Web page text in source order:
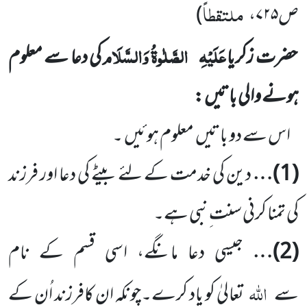
ص۷۲۵، ملتقطاً)
حضرت زکریاعَلَیْہِ الصَّلٰوۃُ وَالسَّلَامکی دعا سے معلوم
ہونے والی باتیں :
اس سے دو باتیں معلوم ہوئیں ۔
(1)
…دین کی خدمت کے لئے بیٹے کی دعا اور فرزند
کی تمنا کرنی سنت ِنبی ہے۔
(2)
… جیسی دعا مانگے، اسی قسم کے نام
سے اللہتعالیٰ کو یاد کرے۔چونکہ ان کافرزند اُن کے